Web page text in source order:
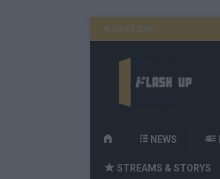
AUGUST 2026
H
M
NEWS
STREAMS & STORYS